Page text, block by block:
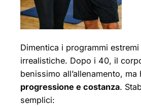
Dimentica i programmi
irrealistiche. Dopo i 40, il
benissimo all’allenamento,
progressione e costanza.
semplici: